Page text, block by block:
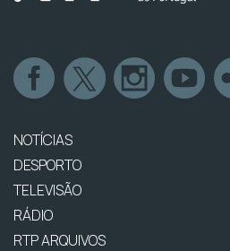
NOTÍCIAS
DESPORTO
TELEVISÃO
RÁDIO
RTP ARQUIVOS